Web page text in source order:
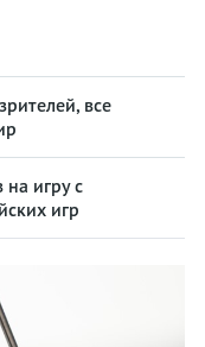
все
на игру с
игр